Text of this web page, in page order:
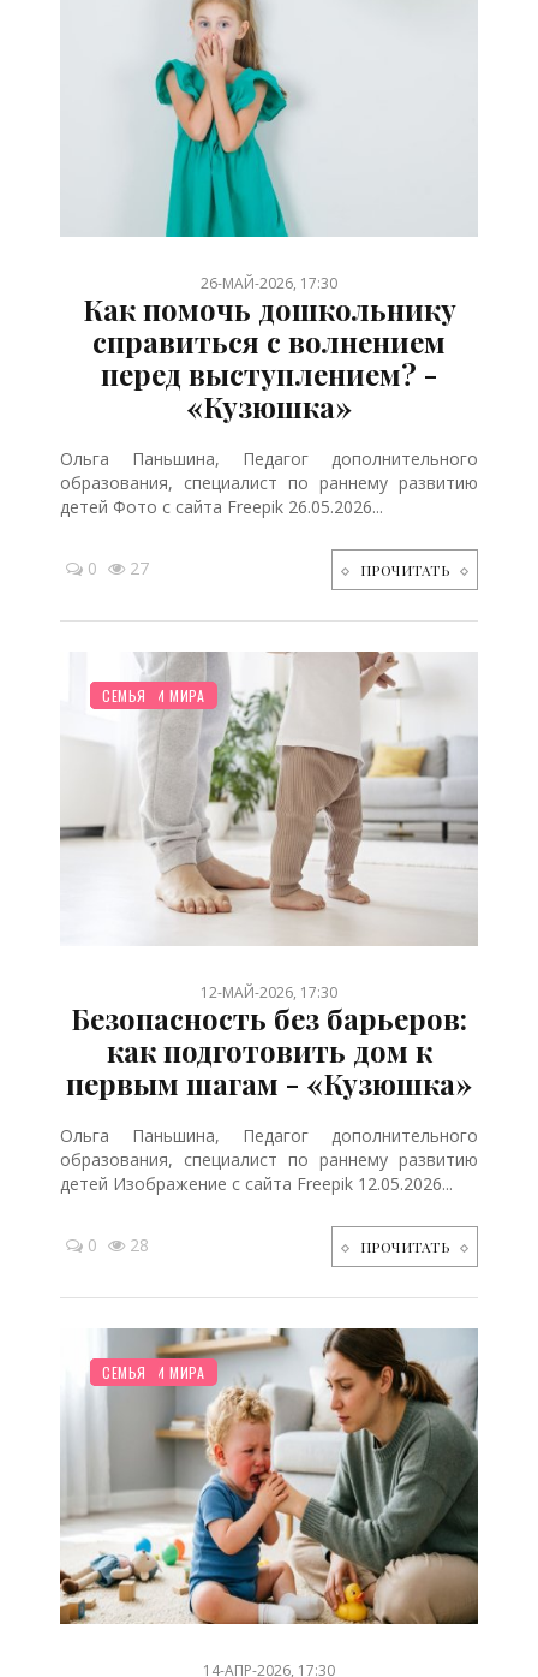
26-МАЙ-2026, 17:30
Как помочь дошкольнику
справиться с волнением
перед выступлением? -
«Кузюшка»
Ольга Паньшина, Педагог дополнительного
образования, специалист по раннему развитию
детей Фото с сайта Freepik 26.05.2026...
0 27 ПРОЧИТАТЬ
ПЛАНИРОВАНИЕ
ДЕТЯМ
ДО ГОДА
НОВОСТИ МИРА
СЕМЬЯ
12-МАЙ-2026, 17:30
Безопасность без барьеров:
как подготовить дом к
первым шагам - «Кузюшка»
Ольга Паньшина, Педагог дополнительного
образования, специалист по раннему развитию
детей Изображение с сайта Freepik 12.05.2026...
0 28 ПРОЧИТАТЬ
РЕБЕНОК
/
ПЛАНИРОВАНИЕ
/
НОВОСТИ МИРА
/
СЕМЬЯ
14-АПР-2026, 17:30